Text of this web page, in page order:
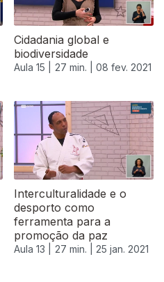
Cidadania global e
biodiversidade
Aula 15 | 27 min. | 08 fev. 2021
Interculturalidade e o
desporto como
ferramenta para a
promoção da paz
Aula 13 | 27 min. | 25 jan. 2021